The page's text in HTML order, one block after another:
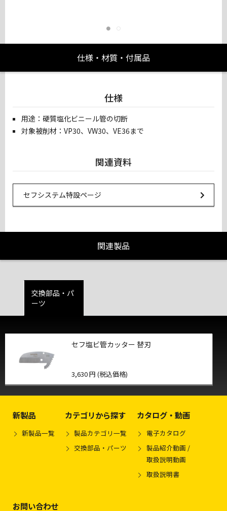
仕様・材質・付属品
仕様
用途：硬質塩化ビニール管の切断
対象被削材：VP30、VW30、VE36まで
関連資料
セフシステム特設ページ
関連製品
交換部品・パ
ーツ
セフ塩ビ管カッター 替刃
3,630 円 (税込価格)
新製品
新製品一覧
カテゴリから探す
製品カテゴリ一覧
交換部品・パーツ
カタログ・動画
電子カタログ
製品紹介動画 /
取扱説明動画
取扱説明書
お問い合わせ